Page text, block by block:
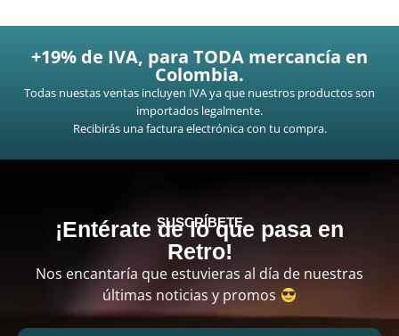
+19% de IVA, para TODA mercancía en
Colombia.
Todas nuestas ventas incluyen IVA ya que nuestros productos son
importados legalmente.
Recibirás una factura electrónica con tu compra.
SUSCRÍBETE
¡Entérate de lo que pasa en
Retro!
Nos encantaría que estuvieras al día de nuestras
últimas noticias y promos